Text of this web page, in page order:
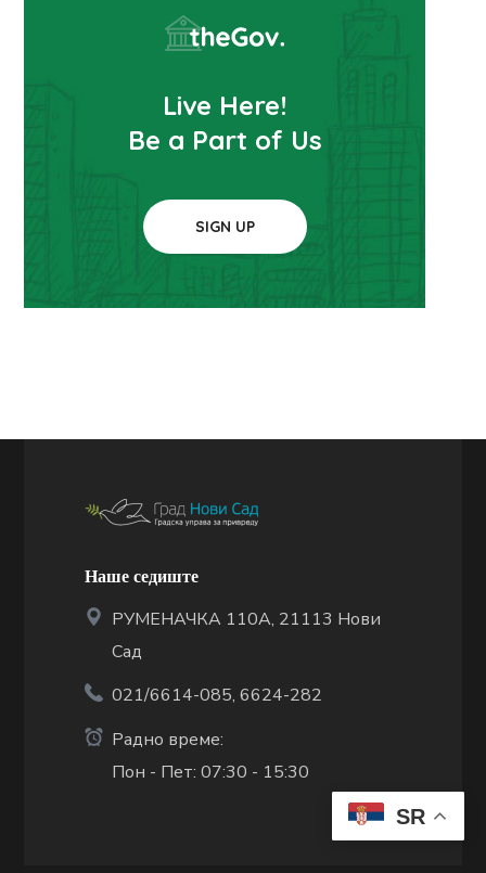
Live Here!
Be a Part of Us
SIGN UP
Наше седиште
РУМЕНАЧКА 110А, 21113 Нови
Сад
021/6614-085, 6624-282
Радно време:
Пон - Пет: 07:30 - 15:30
SR